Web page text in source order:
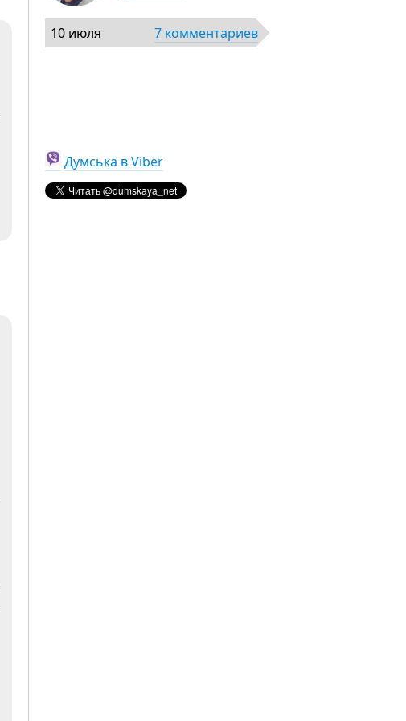
10 июля 7 комментариев
Думська в Viber